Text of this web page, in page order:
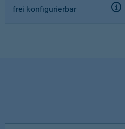
frei konfigurierbar